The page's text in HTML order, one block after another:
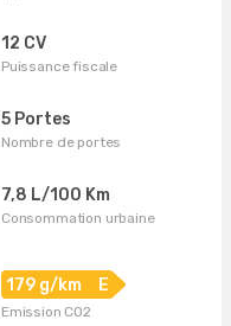
12 CV
Puissance fiscale
5 Portes
Nombre de portes
7,8 L/100 Km
Consommation urbaine
179 g/km E
Emission CO2